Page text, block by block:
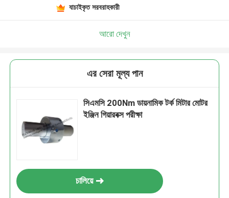
যাচাইকৃত সরবরাহকারী
আরো দেখুন
এর সেরা মূল্য পান
সিএমসি 200Nm ডায়নামিক টর্ক মিটার মোটর
ইঞ্জিন গিয়ারবক্স পরীক্ষা
চালিয়ে